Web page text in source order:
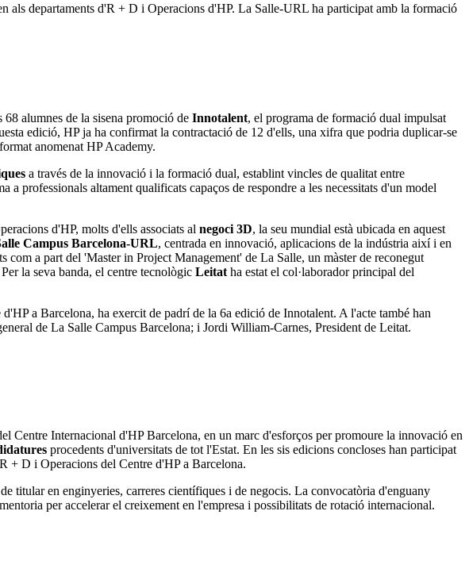
als departaments d'R + D i Operacions d'HP. La Salle-URL ha participat amb la formació
alumnes de la sisena promoció de Innotalent, el programa de formació dual impulsat
edició, HP ja ha confirmat la contractació de 12 d'ells, una xifra que podria duplicar-se
anomenat HP Academy.
a través de la innovació i la formació dual, establint vincles de qualitat entre
professionals altament qualificats capaços de respondre a les necessitats d'un model
d'HP, molts d'ells associats al negoci 3D, la seu mundial està ubicada en aquest
Campus Barcelona-URL, centrada en innovació, aplicacions de la indústria així i en
a part del 'Master in Project Management' de La Salle, un màster de reconegut
la seva banda, el centre tecnològic Leitat ha estat el col·laborador principal del
a Barcelona, ​​ha exercit de padrí de la 6a edició de Innotalent. A l'acte també han
de La Salle Campus Barcelona; i Jordi William-Carnes, President de Leitat.
Centre Internacional d'HP Barcelona, ​​en un marc d'esforços per promoure la innovació en
procedents d'universitats de tot l'Estat. En les sis edicions concloses han participat
+ D i Operacions del Centre d'HP a Barcelona.
titular en enginyeries, carreres científiques i de negocis. La convocatòria d'enguany
per accelerar el creixement en l'empresa i possibilitats de rotació internacional.